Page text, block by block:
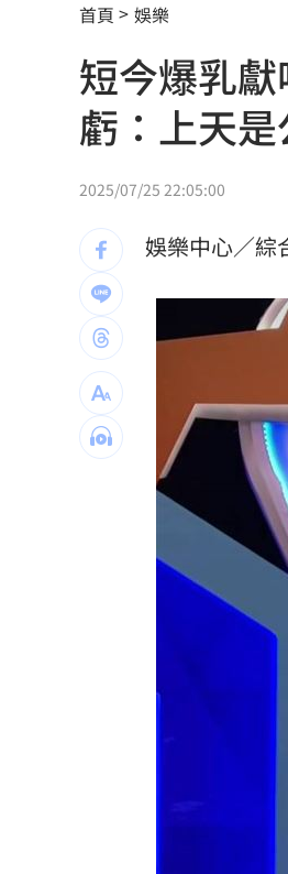
慈濟買BNT被詐
它躋身美禁令受
高溫重創雞蛋產
7月營收寫同期
台股收復44000
扣款人數狂增4
車是我的、油
24歲存款破百
這大廠產能利
埃及知名女星
桃園聯隊奪世
台灣彩券開獎直
LIVE三立+24小
理想混蛋號召粉
首頁 娛樂
短今爆乳
虧：上天
2025/07/25 22:05:00
娛樂中心／綜